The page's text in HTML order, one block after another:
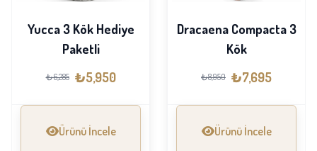
Yucca 3 Kök Hediye
Paketli
₺6,285 ₺5,950
Ürünü İncele
Dracaena Compacta 3
Kök
₺8,950 ₺7,695
Ürünü İncele